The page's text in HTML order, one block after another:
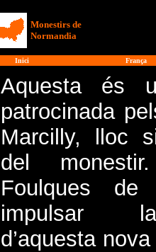
Monestirs de
Normandia
Inici
França
Aquesta és
patrocinada
Marcilly, lloc
del
Foulques
impulsar
d’aquesta